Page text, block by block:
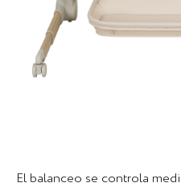
El balanceo se controla